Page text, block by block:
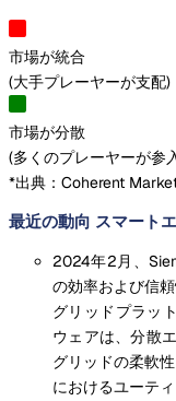
市場が統合
(大手プレーヤーが支配)
市場が分散
(多くのプレーヤーが参
*出典：Coherent
最近の動向 スマート
2024年2月、
の効率および信
グリッドプラッ
ウェアは、分散
グリッドの柔軟
におけるユーテ